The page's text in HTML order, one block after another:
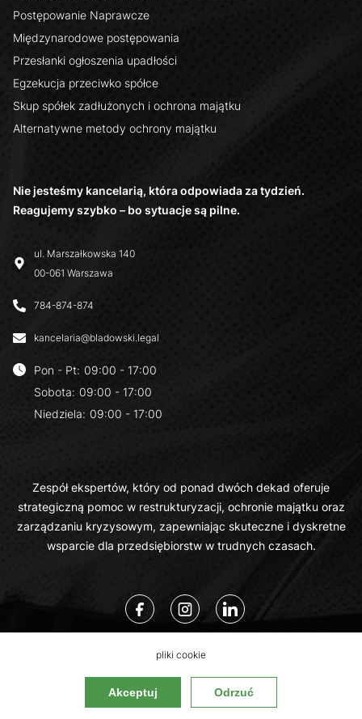
pliki cookie
Akceptuj Odrzuć
Zespół ekspertów, który od ponad dwóch dekad oferuje
strategiczną pomoc w restrukturyzacji, ochronie majątku oraz
zarządzaniu kryzysowym, zapewniając skuteczne i dyskretne
wsparcie dla przedsiębiorstw w trudnych czasach.
Kancelaria Bladowski.Legal
Nie jesteśmy kancelarią, która odpowiada za tydzień.
Reagujemy szybko – bo sytuacje są pilne.
ul. Marszałkowska 140
00-061 Warszawa
784-874-874
kancelaria@bladowski.legal
Pon - Pt: 09:00 - 17:00
Sobota: 09:00 - 17:00
Niedziela: 09:00 - 17:00
Postępowanie Naprawcze
Międzynarodowe postępowania
Przesłanki ogłoszenia upadłości
Egzekucja przeciwko spółce
Skup spółek zadłużonych i ochrona majątku
Alternatywne metody ochrony majątku